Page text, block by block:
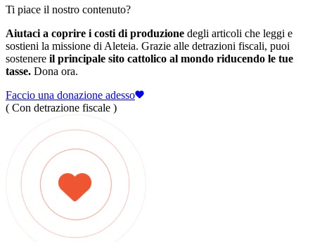
Ti piace il nostro contenuto?
Aiutaci a coprire i costi di produzione degli articoli che leggi e
sostieni la missione di Aleteia. Grazie alle detrazioni fiscali, puoi
sostenere il principale sito cattolico al mondo riducendo le tue
tasse. Dona ora.
Faccio una donazione adesso
( Con detrazione fiscale )